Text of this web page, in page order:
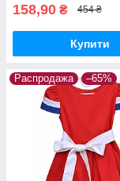
158,90 ₴ 454 ₴
Купити
Распродажа –65%